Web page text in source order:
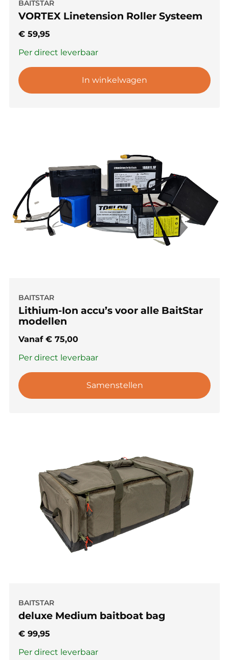
BAITSTAR
VORTEX Linetension Roller Systeem
€ 59,95
Per direct leverbaar
In winkelwagen
BAITSTAR
Lithium-Ion accu’s voor alle BaitStar
modellen
Vanaf € 75,00
Per direct leverbaar
Samenstellen
BAITSTAR
deluxe Medium baitboat bag
€ 99,95
Per direct leverbaar